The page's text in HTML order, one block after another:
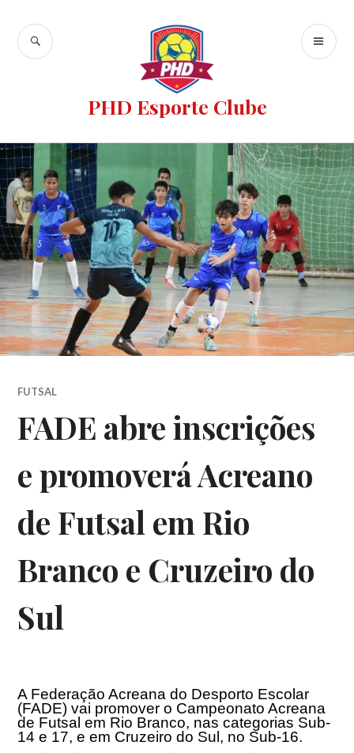
PHD Esporte Clube
FUTSAL
FADE abre inscrições
e promoverá Acreano
de Futsal em Rio
Branco e Cruzeiro do
Sul
A Federação Acreana do Desporto Escolar
(FADE) vai promover o Campeonato Acreana
de Futsal em Rio Branco, nas categorias Sub-
14 e 17, e em Cruzeiro do Sul, no Sub-16.